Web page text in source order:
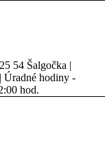
54 Šalgočka |
Úradné hodiny -
hod.